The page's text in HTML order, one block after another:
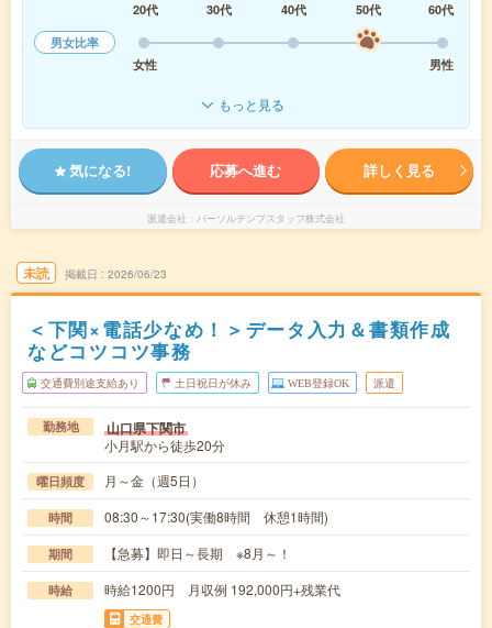
20代
30代 40代 50代
60代
男女比率
女性
男性
もっと見る
気になる! 応募へ進む 詳しく見る
派遣会社 パーソルテンプスタッフ株式会社
未読 掲載日 2026/06/23
＜下関×電話少なめ！＞データ入力＆書類作成
などコツコツ事務
交通費別途支給あり 土日祝日が休み WEB登録OK 派遣
勤務地 山口県下関市
小月駅から徒歩20分
曜日頻度 月～金（週5日）
時間 08:30～17:30(実働8時間 休憩1時間)
期間 【急募】即日～長期 ※8月～！
時給 時給1200円 月収例 192,000円+残業代
交通費